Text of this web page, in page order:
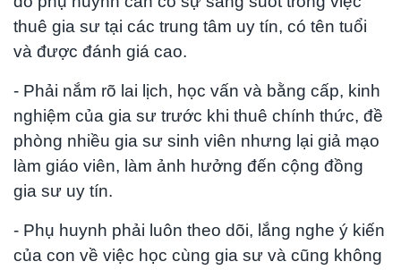
thuê gia sư tại các trung tâm uy tín, có tên tuổi
và được đánh giá cao.
- Phải nắm rõ lai lịch, học vấn và bằng cấp, kinh
nghiệm của gia sư trước khi thuê chính thức, đề
phòng nhiều gia sư sinh viên nhưng lại giả mạo
làm giáo viên, làm ảnh hưởng đến cộng đồng
gia sư uy tín.
- Phụ huynh phải luôn theo dõi, lắng nghe ý kiến
của con về việc học cùng gia sư và cũng không